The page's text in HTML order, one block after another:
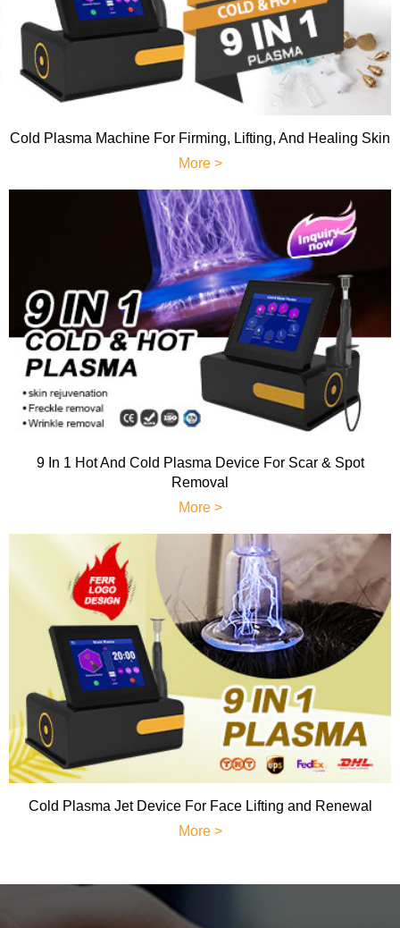
Cold Plasma Machine For Firming, Lifting, And Healing Skin
More >
9 In 1 Hot And Cold Plasma Device For Scar & Spot
Removal
More >
Cold Plasma Jet Device For Face Lifting and Renewal
More >